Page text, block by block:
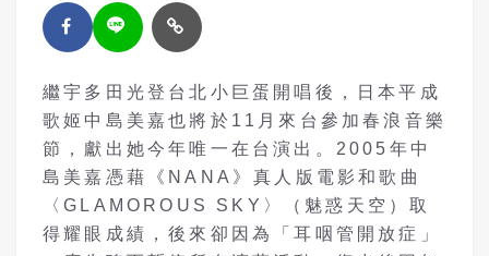
繼宇多田光登台北小巨蛋開唱後，日本平成
歌姬中島美嘉也將於11月來台參加春浪音樂
節，獻出她今年唯一在台演出。2005年中
島美嘉憑藉《NANA》真人版電影和歌曲
〈GLAMOROUS SKY〉（魅惑天空）取
得耀眼成績，後來卻因為「耳咽管開放症」